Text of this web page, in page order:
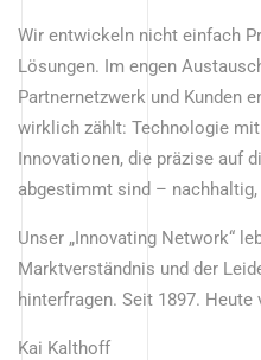
Wir entwickeln nicht einfach
Lösungen. Im engen
Partnernetzwerk und Kunden
wirklich zählt: Technologie
Innovationen, die präzise auf
abgestimmt sind –
Unser „Innovating Network“
Marktverständnis und der
hinterfragen. Seit 1897. Heute
Kai Kalthoff